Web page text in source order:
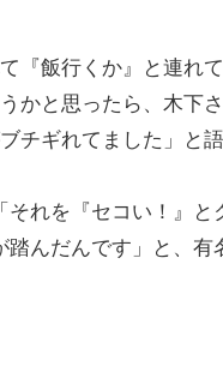
『飯行くか』と連れ
かと思ったら、木下
チギれてました」と語
れを『セコい！』と
んだんです」と、有